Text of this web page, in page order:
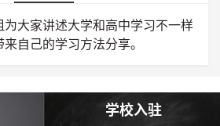
为大家讲述大学和高中学习不一样
自己的学习方法分享。
学校入驻